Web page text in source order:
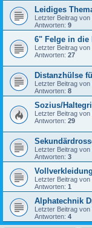
Leidiges
Letzter Beitrag von
Antworten: 9
6" Felge in die
Letzter Beitrag von
Antworten: 27
Distanzhülse
Letzter Beitrag von
Antworten: 8
Sozius/
Letzter Beitrag von
Antworten: 29
Letzter Beitrag von
Antworten: 3
Letzter Beitrag von
Antworten: 1
Alphatechnik
Letzter Beitrag von
Antworten: 4